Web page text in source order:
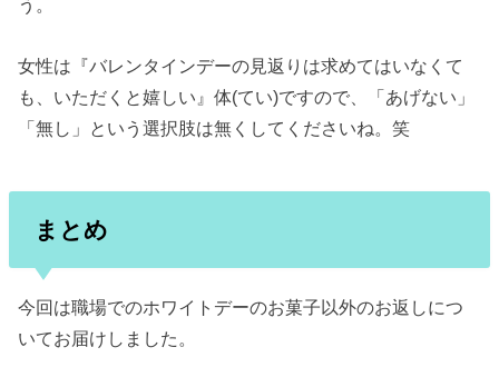
う。
女性は『バレンタインデーの見返りは求めてはいなくて
も、いただくと嬉しい』体(てい)ですので、「あげない」
「無し」という選択肢は無くしてくださいね。笑
まとめ
今回は職場でのホワイトデーのお菓子以外のお返しにつ
いてお届けしました。